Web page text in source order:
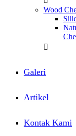
Wood
Galeri
Artikel
Kontak Kami